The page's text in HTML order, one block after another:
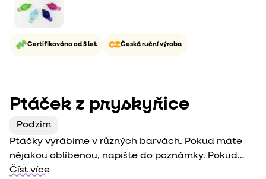
Certifikováno od 3 let Česká ruční výroba
Ptáček z pryskyřice
Podzim
Ptáčky vyrábíme v různých barvách. Pokud máte
nějakou oblíbenou, napište do poznámky. Pokud
zrovna nebude skladem, počítejte s delším
Číst více